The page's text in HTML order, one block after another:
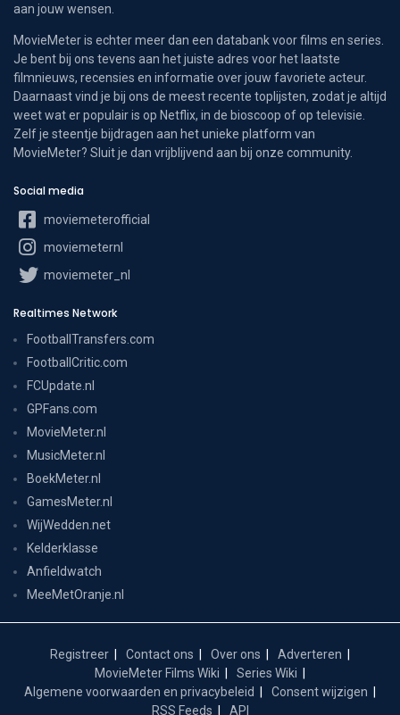
aan jouw wensen.
MovieMeter is echter meer dan een databank voor films en series.
Je bent bij ons tevens aan het juiste adres voor het laatste
filmnieuws, recensies en informatie over jouw favoriete acteur.
Daarnaast vind je bij ons de meest recente toplijsten, zodat je altijd
weet wat er populair is op Netflix, in de bioscoop of op televisie.
Zelf je steentje bijdragen aan het unieke platform van
MovieMeter? Sluit je dan vrijblijvend aan bij onze community.
Social media
moviemeterofficial
moviemeternl
moviemeter_nl
Realtimes Network
FootballTransfers.com
FootballCritic.com
FCUpdate.nl
GPFans.com
MovieMeter.nl
MusicMeter.nl
BoekMeter.nl
GamesMeter.nl
WijWedden.net
Kelderklasse
Anfieldwatch
MeeMetOranje.nl
Registreer Contact ons Over ons
Adverteren
MovieMeter Films Wiki
Series Wiki
Algemene voorwaarden en privacybeleid
Consent wijzigen
RSS Feeds
API